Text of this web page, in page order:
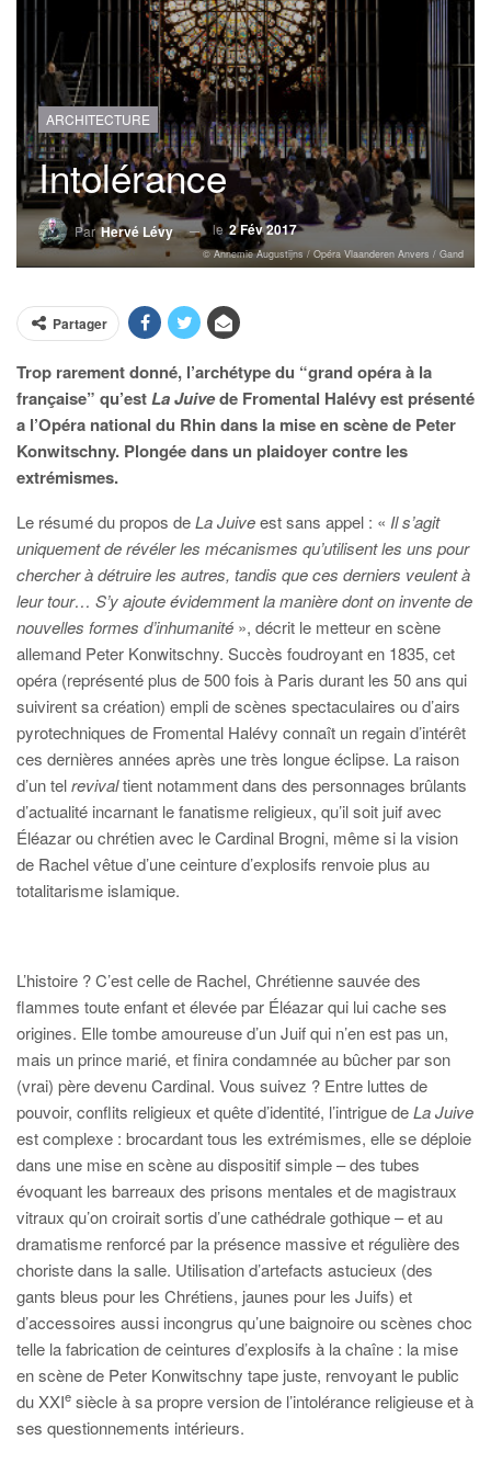
ARCHITECTURE
Intolérance
ParHervé Lévy le2 Fév 2017
© Annemie Augustijns / Opéra Vlaanderen Anvers / Gand
Partager
Trop rarement donné, l’archétype du “grand opéra à la
française” qu’estLa Juivede Fromental Halévy est présenté
a l’Opéra national du Rhin dans la mise en scène de Peter
Konwitschny. Plongée dans un plaidoyer contre les
extrémismes.
Le résumé du propos deLa Juiveest sans appel : « Il s’agit
uniquement de révéler les mécanismes qu’utilisent les uns pour
chercher à détruire les autres, tandis que ces derniers veulent à
leur tour… S’y ajoute évidemment la manière dont on invente de
nouvelles formes d’inhumanité », décrit le metteur en scène
allemand Peter Konwitschny. Succès foudroyant en 1835, cet
opéra (représenté plus de 500 fois à Paris durant les 50 ans qui
suivirent sa création) empli de scènes spectaculaires ou d’airs
pyrotechniques de Fromental Halévy connaît un regain d’intérêt
ces dernières années après une très longue éclipse. La raison
d’un telrevivaltient notamment dans des personnages brûlants
d’actualité incarnant le fanatisme religieux, qu’il soit juif avec
Éléazar ou chrétien avec le Cardinal Brogni, même si la vision
de Rachel vêtue d’une ceinture d’explosifs renvoie plus au
totalitarisme islamique.
L’histoire ? C’est celle de Rachel, Chrétienne sauvée des
flammes toute enfant et élevée par Éléazar qui lui cache ses
origines. Elle tombe amoureuse d’un Juif qui n’en est pas un,
mais un prince marié, et finira condamnée au bûcher par son
(vrai) père devenu Cardinal. Vous suivez ? Entre luttes de
pouvoir, conflits religieux et quête d’identité, l’intrigue deLa Juive
est complexe : brocardant tous les extrémismes, elle se déploie
dans une mise en scène au dispositif simple – des tubes
évoquant les barreaux des prisons mentales et de magistraux
vitraux qu’on croirait sortis d’une cathédrale gothique – et au
dramatisme renforcé par la présence massive et régulière des
choriste dans la salle. Utilisation d’artefacts astucieux (des
gants bleus pour les Chrétiens, jaunes pour les Juifs) et
d’accessoires aussi incongrus qu’une baignoire ou scènes choc
telle la fabrication de ceintures d’explosifs à la chaîne : la mise
en scène de Peter Konwitschny tape juste, renvoyant le public
du XXIe siècle à sa propre version de l’intolérance religieuse et à
ses questionnements intérieurs.